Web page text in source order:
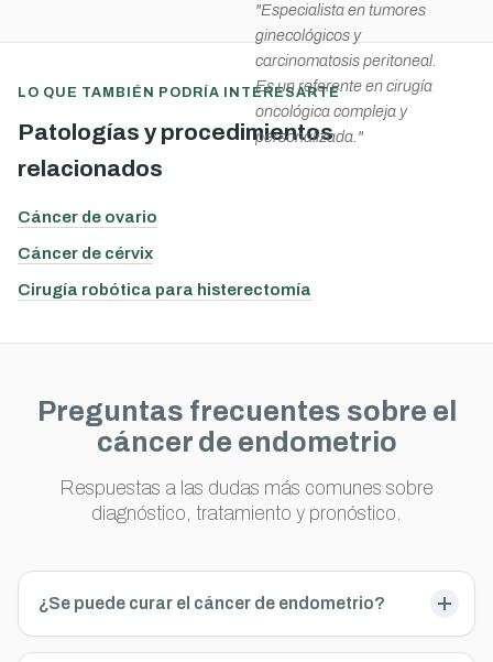
"Especialista en tumores
ginecológicos y
carcinomatosis peritoneal.
Es un referente en cirugía
oncológica compleja y
personalizada."
LO QUE TAMBIÉN PODRÍA INTERESARTE
Patologías y procedimientos
relacionados
Cáncer de ovario
Cáncer de cérvix
Cirugía robótica para histerectomía
Preguntas frecuentes sobre el
cáncer de endometrio
Respuestas a las dudas más comunes sobre
diagnóstico, tratamiento y pronóstico.
¿Se puede curar el cáncer de endometrio?